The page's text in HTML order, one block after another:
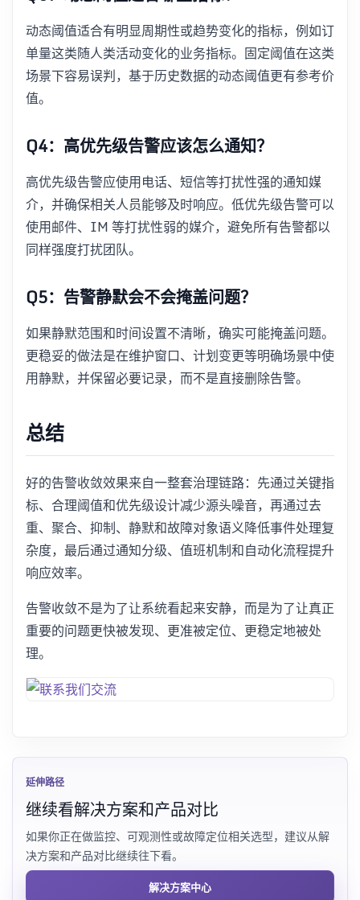
动态阈值适合有明显周期性或趋势变化的指标，例如订
单量这类随人类活动变化的业务指标。固定阈值在这类
场景下容易误判，基于历史数据的动态阈值更有参考价
值。
Q4：高优先级告警应该怎么通知？
高优先级告警应使用电话、短信等打扰性强的通知媒
介，并确保相关人员能够及时响应。低优先级告警可以
使用邮件、IM 等打扰性弱的媒介，避免所有告警都以
同样强度打扰团队。
Q5：告警静默会不会掩盖问题？
如果静默范围和时间设置不清晰，确实可能掩盖问题。
更稳妥的做法是在维护窗口、计划变更等明确场景中使
用静默，并保留必要记录，而不是直接删除告警。
总结
好的告警收敛效果来自一整套治理链路：先通过关键指
标、合理阈值和优先级设计减少源头噪音，再通过去
重、聚合、抑制、静默和故障对象语义降低事件处理复
杂度，最后通过通知分级、值班机制和自动化流程提升
响应效率。
告警收敛不是为了让系统看起来安静，而是为了让真正
重要的问题更快被发现、更准被定位、更稳定地被处
理。
延伸路径
继续看解决方案和产品对比
如果你正在做监控、可观测性或故障定位相关选型，建议从解
决方案和产品对比继续往下看。
解决方案中心